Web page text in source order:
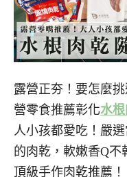
露營正夯！要怎麼
營零食推薦彰化水
人小孩都愛吃！嚴
的肉乾，軟嫩香Q
頂級手作肉乾推薦！